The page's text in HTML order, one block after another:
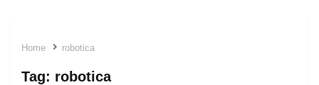
Home robotica
Tag: robotica